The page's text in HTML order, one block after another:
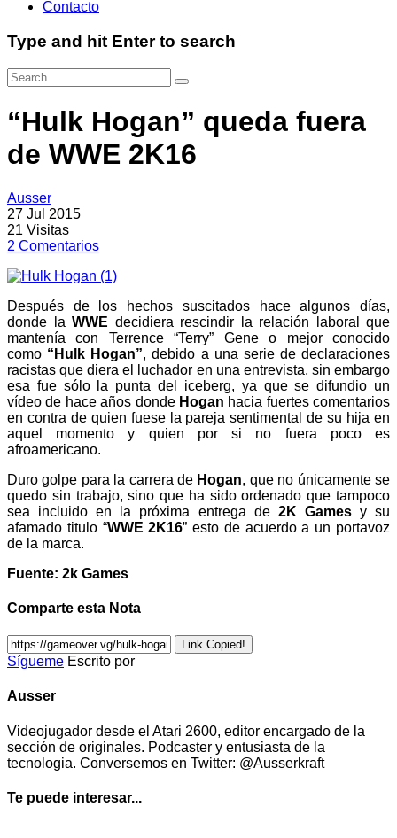
Contacto
Type and hit Enter to search
“Hulk Hogan” queda fuera
de WWE 2K16
Ausser
27 Jul 2015
21 Visitas
2 Comentarios
Después de los hechos suscitados hace algunos días,
donde la WWE decidiera rescindir la relación laboral que
mantenía con Terrence “Terry” Gene o mejor conocido
como “Hulk Hogan”, debido a una serie de declaraciones
racistas que diera el luchador en una entrevista, sin embargo
esa fue sólo la punta del iceberg, ya que se difundio un
vídeo de hace años donde Hogan hacia fuertes comentarios
en contra de quien fuese la pareja sentimental de su hija en
aquel momento y quien por si no fuera poco es
afroamericano.
Duro golpe para la carrera de Hogan, que no únicamente se
quedo sin trabajo, sino que ha sido ordenado que tampoco
sea incluido en la próxima entrega de2K Gamesy su
afamado titulo “WWE 2K16” esto de acuerdo a un portavoz
de la marca.
Fuente: 2k Games
Comparte esta Nota
Link Copied!
Sígueme Escrito por
Ausser
Videojugador desde el Atari 2600, editor encargado de la
sección de originales. Podcaster y entusiasta de la
tecnologia. Conversemos en Twitter: @Ausserkraft
Te puede interesar...